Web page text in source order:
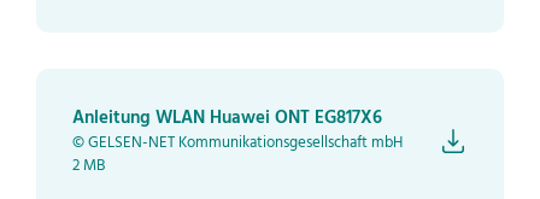
Anleitung WLAN Huawei ONT EG817X6
© GELSEN-NET Kommunikationsgesellschaft mbH
2 MB